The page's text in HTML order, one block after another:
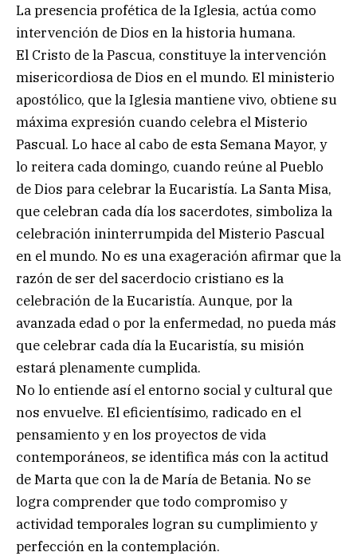
La presencia profética de la Iglesia, actúa como
intervención de Dios en la historia humana.
El Cristo de la Pascua, constituye la intervención
misericordiosa de Dios en el mundo. El ministerio
apostólico, que la Iglesia mantiene vivo, obtiene su
máxima expresión cuando celebra el Misterio
Pascual. Lo hace al cabo de esta Semana Mayor, y
lo reitera cada domingo, cuando reúne al Pueblo
de Dios para celebrar la Eucaristía. La Santa Misa,
que celebran cada día los sacerdotes, simboliza la
celebración ininterrumpida del Misterio Pascual
en el mundo. No es una exageración afirmar que la
razón de ser del sacerdocio cristiano es la
celebración de la Eucaristía. Aunque, por la
avanzada edad o por la enfermedad, no pueda más
que celebrar cada día la Eucaristía, su misión
estará plenamente cumplida.
No lo entiende así el entorno social y cultural que
nos envuelve. El eficientísimo, radicado en el
pensamiento y en los proyectos de vida
contemporáneos, se identifica más con la actitud
de Marta que con la de María de Betania. No se
logra comprender que todo compromiso y
actividad temporales logran su cumplimiento y
perfección en la contemplación.